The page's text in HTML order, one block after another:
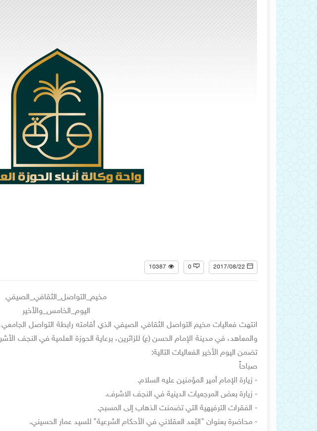
2017/08/22
10387 0
مخيم_التواصل_الثقافي_الصيفي
اليوم_الخامس_والأخير
والمعاهد، في مدينة الإمام الحسن (ع) للزائرين، برعاية الحوزة العلمية في النجف
تضمن اليوم الأخير الفعاليات التالية:
صباحاً
- زيارة الإمام أمير المؤمنين عليه السلام.
- زيارة بعض المرجعيات الدينية في النجف الاشرف.
- الفقرات الترفيهية التي تضمنت الذهاب إلى المسبح.
- محاضرة بعنوان "البُعد العقلاني في الأحكام الشرعية" للسيد عمار الحسيني.